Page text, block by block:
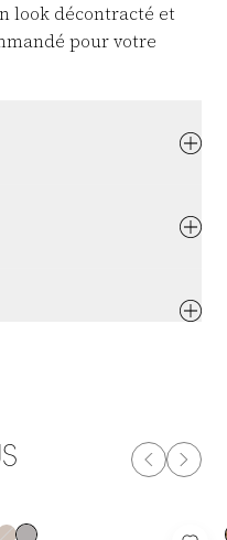
look décontracté et
pour votre